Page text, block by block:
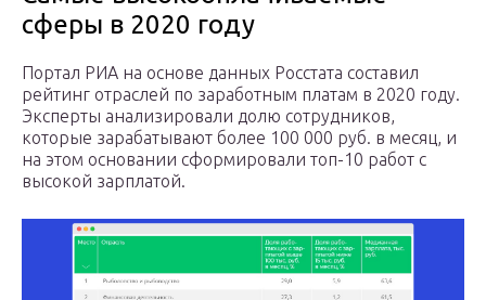
сферы в 2020 году
Портал РИА на основе данных Росстата составил
рейтинг отраслей по заработным платам в 2020 году.
Эксперты анализировали долю сотрудников,
которые зарабатывают более 100 000 руб. в месяц, и
на этом основании сформировали топ-10 работ с
высокой зарплатой.